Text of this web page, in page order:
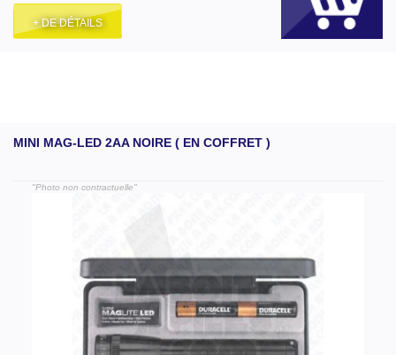
+ DE DÉTAILS
MINI MAG-LED 2AA NOIRE ( EN COFFRET )
"Photo non contractuelle"